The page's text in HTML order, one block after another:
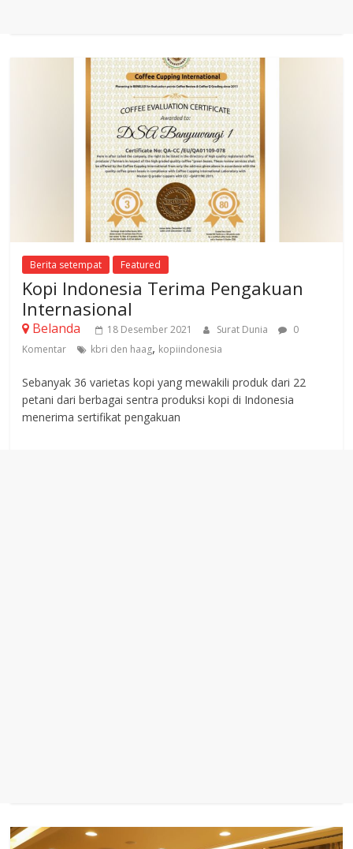
Berita setempat Featured
Kopi Indonesia Terima Pengakuan
Internasional
Belanda 18 Desember 2021 Surat Dunia
0
Komentar
kbri den haag, kopiindonesia
Sebanyak 36 varietas kopi yang mewakili produk dari 22
petani dari berbagai sentra produksi kopi di Indonesia
menerima sertifikat pengakuan